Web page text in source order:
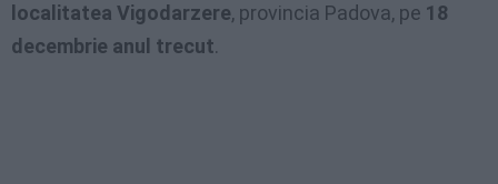
localitatea Vigodarzere, provincia Padova, pe 18
decembrie anul trecut.